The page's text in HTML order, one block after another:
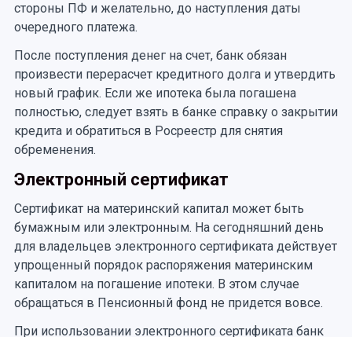
стороны ПФ и желательно, до наступления даты
очередного платежа.
После поступления денег на счет, банк обязан
произвести перерасчет кредитного долга и утвердить
новый график. Если же ипотека была погашена
полностью, следует взять в банке справку о закрытии
кредита и обратиться в Росреестр для снятия
обременения.
Электронный сертификат
Сертификат на материнский капитал может быть
бумажным или электронным. На сегодняшний день
для владельцев электронного сертификата действует
упрощенный порядок распоряжения материнским
капиталом на погашение ипотеки. В этом случае
обращаться в Пенсионный фонд не придется вовсе.
При использовании электронного сертификата банк